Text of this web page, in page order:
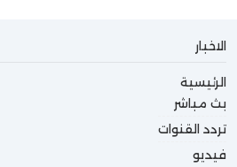
الاخبار
الرئيسية
بث مباشر
تردد القنوات
فيديو